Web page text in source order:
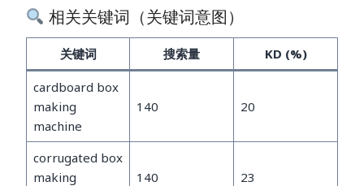
相关关键词（关键词意图）
关键词 搜索量 KD (%)
cardboard box
making
machine
140 20
corrugated box
making
140 23